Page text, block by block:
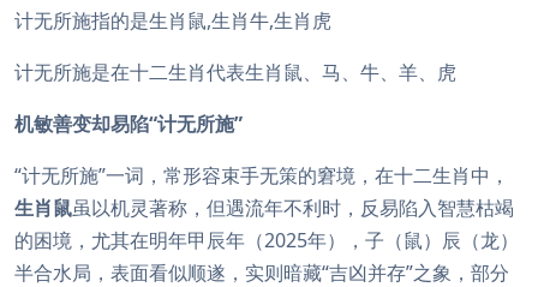
计无所施指的是生肖鼠,生肖牛,生肖虎
计无所施是在十二生肖代表生肖鼠、马、牛、羊、虎
机敏善变却易陷“计无所施”
“计无所施”一词，常形容束手无策的窘境，在十二生肖中，
生肖鼠虽以机灵著称，但遇流年不利时，反易陷入智慧枯竭
的困境，尤其在明年甲辰年（2025年），子（鼠）辰（龙）
半合水局，表面看似顺遂，实则暗藏“吉凶并存”之象，部分